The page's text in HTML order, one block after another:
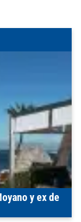
y ex de